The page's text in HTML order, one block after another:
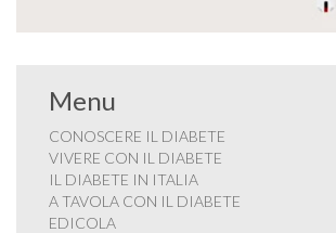
Menu
CONOSCERE IL DIABETE
VIVERE CON IL DIABETE
IL DIABETE IN ITALIA
A TAVOLA CON IL DIABETE
EDICOLA